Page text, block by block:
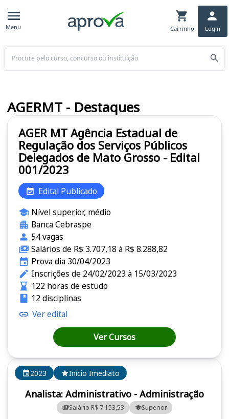
Menu Carrinho Login
Buscar
2023 Início Imediato
Analista: Administrativo - Administração
Salário R$ 7.153,53 Superior
AGER MT Agência Estadual de
Regulação dos Serviços Públicos
Delegados de Mato Grosso - Edital
001/2023
Edital Publicado
Nível superior, médio
Banca Cebraspe
54 vagas
Salários de R$ 3.707,18 à R$ 8.288,82
Prova dia 30/04/2023
Inscrições de 24/02/2023 à 15/03/2023
122 horas de estudo
12 disciplinas
Ver edital
Ver Cursos
AGERMT - Destaques